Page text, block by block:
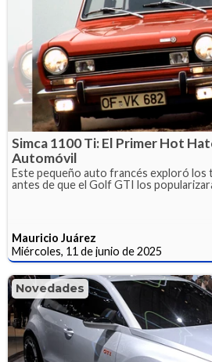
Simca 1100 Ti: El Primer Hot
Automóvil
Este pequeño auto francés exploró los
antes de que el Golf GTI los
Mauricio Juárez
Miércoles, 11 de junio de 2025
Novedades